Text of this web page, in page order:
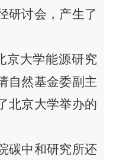
研讨会，产生了
京大学能源研究
自然基金委副主
北京大学举办的
碳中和研究所还